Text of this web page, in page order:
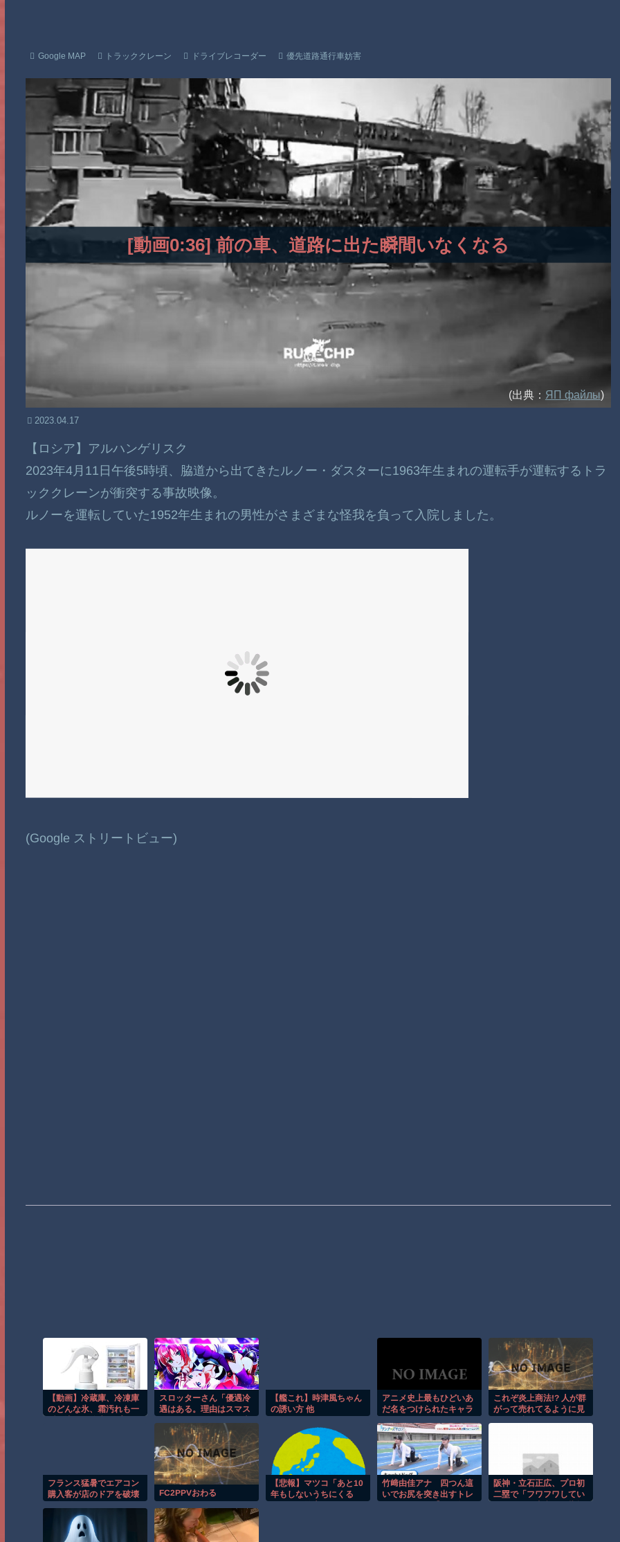
Powered by livedoor 相互RSS
Google MAP トラッククレーン ドライブレコーダー 優先道路通行車妨害
[動画0:36] 前の車、道路に出た瞬間いなくなる
(出典： ЯП файлы)
2023.04.17
【ロシア】アルハンゲリスク
2023年4月11日午後5時頃、脇道から出てきたルノー・ダスターに1963年生まれの運転手が運転するトラ
ッククレーンが衝突する事故映像。
ルノーを運転していた1952年生まれの男性がさまざまな怪我を負って入院しました。
(Google ストリートビュー)
【動画】冷蔵庫、冷凍庫
のどんな氷、霜汚れも一
スロッターさん「優遇冷
遇はある。理由はスマス
分なんだよね」
【艦これ】時津風ちゃん
の誘い方 他
アニメ史上最もひどいあ
だ名をつけられたキャラ
これぞ炎上商法!? 人が群
がって売れてるように見
フランス猛暑でエアコン
購入客が店のドアを破壊
FC2PPVおわる
【悲報】マツコ「あと10
年もしないうちにくる
竹﨑由佳アナ 四つん這
いでお尻を突き出すトレ
阪神・立石正広、プロ初
二塁で「フワフワしてい